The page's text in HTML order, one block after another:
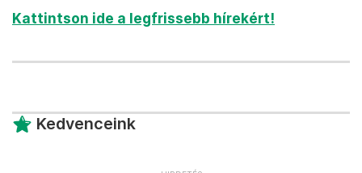
Kattintson ide a legfrissebb hírekért!
Kedvenceink